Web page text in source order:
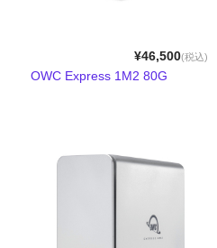
¥46,500(税込)
OWC Express 1M2 80G